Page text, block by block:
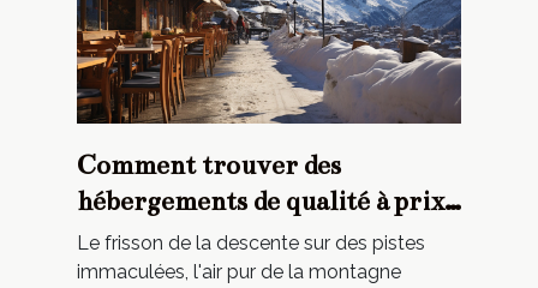
Comment trouver des
hébergements de qualité à prix
réduits pour votre séjour au ski
Le frisson de la descente sur des pistes
immaculées, l'air pur de la montagne